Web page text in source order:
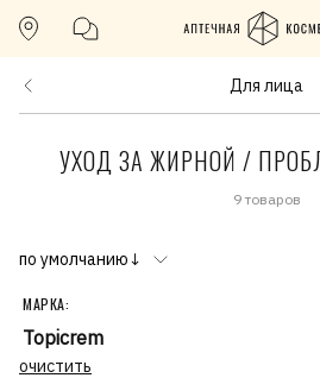
Для лица
УХОД ЗА ЖИРНОЙ /
9 товаров
по умолчанию↓
МАРКА:
Topicrem
очистить